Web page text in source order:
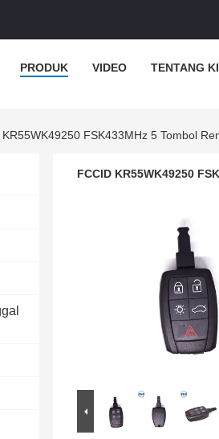
PRODUK VIDEO TENTANG
KR55WK49250 FSK433MHz 5 Tombol
FCCID KR55WK49250